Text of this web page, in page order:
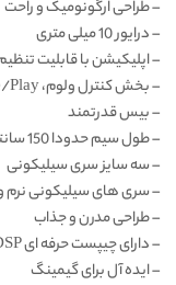
– طراحی ارگونومیک و راحت
– درایور 10 میلی متری
– اپلیکیشن با قابلیت
– بخش کنترل ولوم، Pause/Play و تغییر EQ روی سیم
– بیس قدرتمند
– طول سیم حدودا 150 سانتی متر
– سه سایز سری سیلیکونی
– سری های سیلیکونی نرم
– طراحی مدرن و جذاب
– دارای چیپست حرفه ای DSP
– ایده آل برای گیمینگ